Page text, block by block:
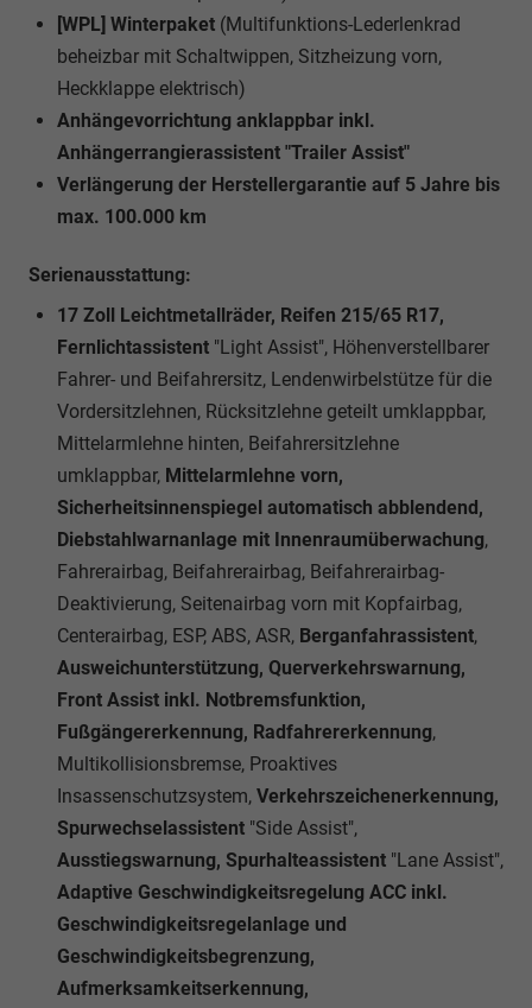
[WPL] Winterpaket (Multifunktions-Lederlenkrad
beheizbar mit Schaltwippen, Sitzheizung vorn,
Heckklappe elektrisch)
Anhängevorrichtung anklappbar inkl.
Anhängerrangierassistent "Trailer Assist"
Verlängerung der Herstellergarantie auf 5 Jahre bis
max. 100.000 km
Serienausstattung:
17 Zoll Leichtmetallräder, Reifen 215/65 R17,
Fernlichtassistent "Light Assist", Höhenverstellbarer
Fahrer- und Beifahrersitz, Lendenwirbelstütze für die
Vordersitzlehnen, Rücksitzlehne geteilt umklappbar,
Mittelarmlehne hinten, Beifahrersitzlehne
umklappbar, Mittelarmlehne vorn,
Sicherheitsinnenspiegel automatisch abblendend,
Diebstahlwarnanlage mit Innenraumüberwachung,
Fahrerairbag, Beifahrerairbag, Beifahrerairbag-
Deaktivierung, Seitenairbag vorn mit Kopfairbag,
Centerairbag, ESP, ABS, ASR, Berganfahrassistent,
Ausweichunterstützung, Querverkehrswarnung,
Front Assist inkl. Notbremsfunktion,
Fußgängererkennung, Radfahrererkennung,
Multikollisionsbremse, Proaktives
Insassenschutzsystem, Verkehrszeichenerkennung,
Spurwechselassistent "Side Assist",
Ausstiegswarnung, Spurhalteassistent "Lane Assist",
Adaptive Geschwindigkeitsregelung ACC inkl.
Geschwindigkeitsregelanlage und
Geschwindigkeitsbegrenzung,
Aufmerksamkeitserkennung,